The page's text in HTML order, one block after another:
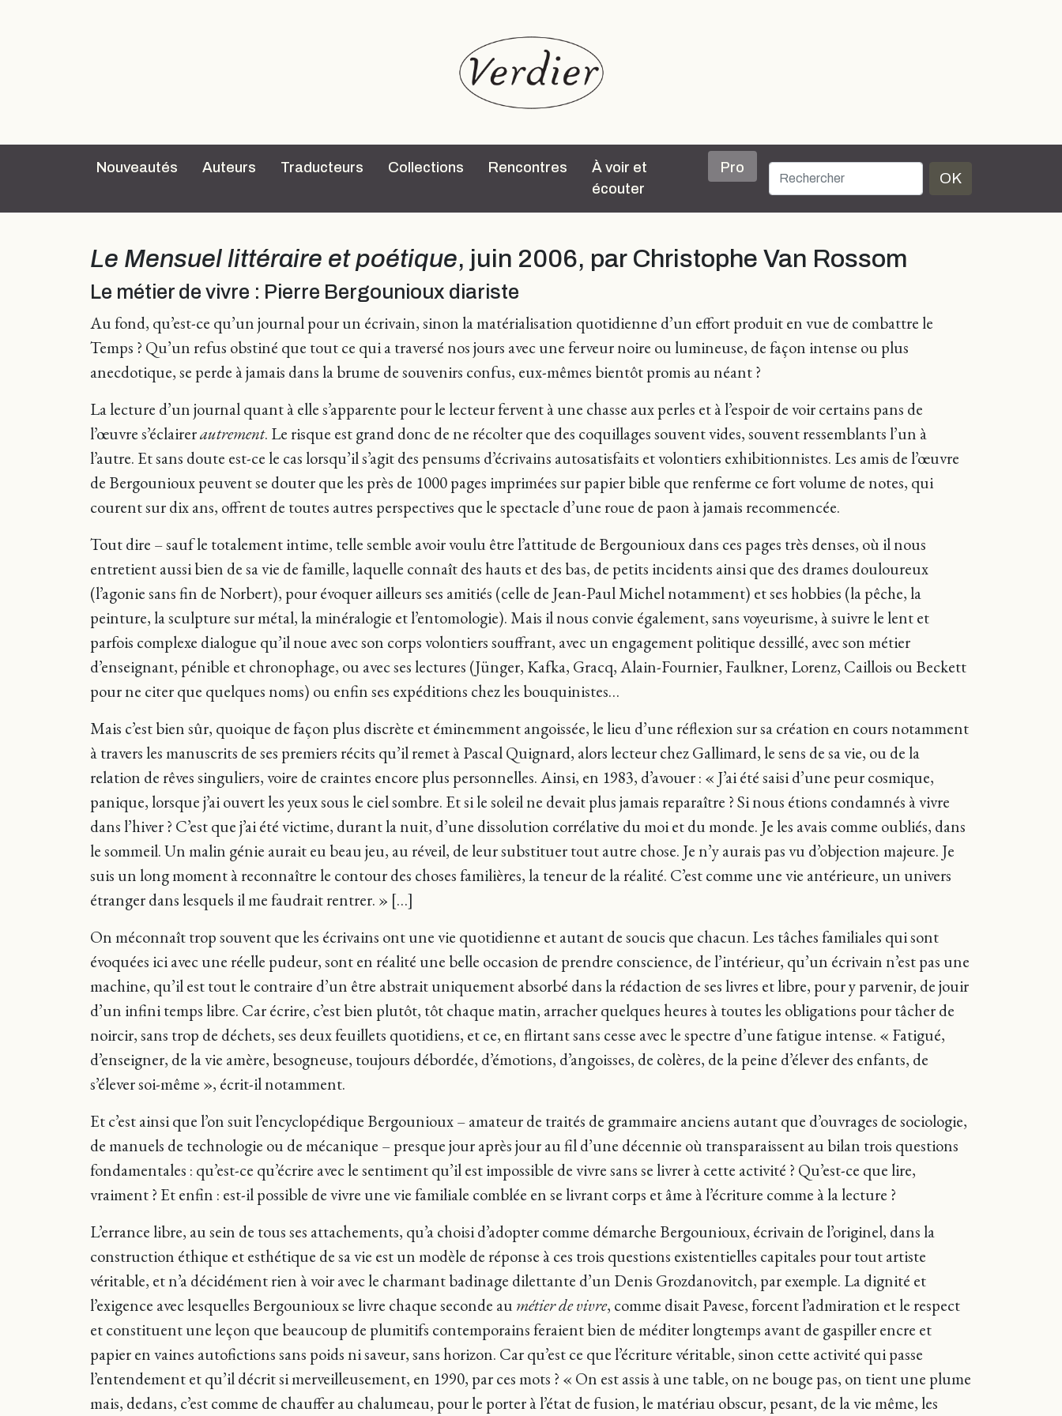
Nouveautés Auteurs Traducteurs Collections Rencontres
À voir et
écouter
Pro
OK
Le Mensuel littéraire et poétique, juin 2006, par Christophe Van Rossom
Le métier de vivre : Pierre Bergounioux diariste
Au fond, qu’est-ce qu’un journal pour un écrivain, sinon la matérialisation quotidienne d’un effort produit en vue de combattre le
Temps ? Qu’un refus obstiné que tout ce qui a traversé nos jours avec une ferveur noire ou lumineuse, de façon intense ou plus
anecdotique, se perde à jamais dans la brume de souvenirs confus, eux-mêmes bientôt promis au néant ?
La lecture d’un journal quant à elle s’apparente pour le lecteur fervent à une chasse aux perles et à l’espoir de voir certains pans de
l’œuvre s’éclairerautrement. Le risque est grand donc de ne récolter que des coquillages souvent vides, souvent ressemblants l’un à
l’autre. Et sans doute est-ce le cas lorsqu’il s’agit des pensums d’écrivains autosatisfaits et volontiers exhibitionnistes. Les amis de l’œuvre
de Bergounioux peuvent se douter que les près de 1000 pages imprimées sur papier bible que renferme ce fort volume de notes, qui
courent sur dix ans, offrent de toutes autres perspectives que le spectacle d’une roue de paon à jamais recommencée.
Tout dire – sauf le totalement intime, telle semble avoir voulu être l’attitude de Bergounioux dans ces pages très denses, où il nous
entretient aussi bien de sa vie de famille, laquelle connaît des hauts et des bas, de petits incidents ainsi que des drames douloureux
(l’agonie sans fin de Norbert), pour évoquer ailleurs ses amitiés (celle de Jean-Paul Michel notamment) et ses hobbies (la pêche, la
peinture, la sculpture sur métal, la minéralogie et l’entomologie). Mais il nous convie également, sans voyeurisme, à suivre le lent et
parfois complexe dialogue qu’il noue avec son corps volontiers souffrant, avec un engagement politique dessillé, avec son métier
d’enseignant, pénible et chronophage, ou avec ses lectures (Jünger, Kafka, Gracq, Alain-Fournier, Faulkner, Lorenz, Caillois ou Beckett
pour ne citer que quelques noms) ou enfin ses expéditions chez les bouquinistes…
Mais c’est bien sûr, quoique de façon plus discrète et éminemment angoissée, le lieu d’une réflexion sur sa création en cours notamment
à travers les manuscrits de ses premiers récits qu’il remet à Pascal Quignard, alors lecteur chez Gallimard, le sens de sa vie, ou de la
relation de rêves singuliers, voire de craintes encore plus personnelles. Ainsi, en 1983, d’avouer : « J’ai été saisi d’une peur cosmique,
panique, lorsque j’ai ouvert les yeux sous le ciel sombre. Et si le soleil ne devait plus jamais reparaître ? Si nous étions condamnés à vivre
dans l’hiver ? C’est que j’ai été victime, durant la nuit, d’une dissolution corrélative du moi et du monde. Je les avais comme oubliés, dans
le sommeil. Un malin génie aurait eu beau jeu, au réveil, de leur substituer tout autre chose. Je n’y aurais pas vu d’objection majeure. Je
suis un long moment à reconnaître le contour des choses familières, la teneur de la réalité. C’est comme une vie antérieure, un univers
étranger dans lesquels il me faudrait rentrer. » […]
On méconnaît trop souvent que les écrivains ont une vie quotidienne et autant de soucis que chacun. Les tâches familiales qui sont
évoquées ici avec une réelle pudeur, sont en réalité une belle occasion de prendre conscience, de l’intérieur, qu’un écrivain n’est pas une
machine, qu’il est tout le contraire d’un être abstrait uniquement absorbé dans la rédaction de ses livres et libre, pour y parvenir, de jouir
d’un infini temps libre. Car écrire, c’est bien plutôt, tôt chaque matin, arracher quelques heures à toutes les obligations pour tâcher de
noircir, sans trop de déchets, ses deux feuillets quotidiens, et ce, en flirtant sans cesse avec le spectre d’une fatigue intense. « Fatigué,
d’enseigner, de la vie amère, besogneuse, toujours débordée, d’émotions, d’angoisses, de colères, de la peine d’élever des enfants, de
s’élever soi-même », écrit-il notamment.
Et c’est ainsi que l’on suit l’encyclopédique Bergounioux – amateur de traités de grammaire anciens autant que d’ouvrages de sociologie,
de manuels de technologie ou de mécanique – presque jour après jour au fil d’une décennie où transparaissent au bilan trois questions
fondamentales : qu’est-ce qu’écrire avec le sentiment qu’il est impossible de vivre sans se livrer à cette activité ? Qu’est-ce que lire,
vraiment ? Et enfin : est-il possible de vivre une vie familiale comblée en se livrant corps et âme à l’écriture comme à la lecture ?
L’errance libre, au sein de tous ses attachements, qu’a choisi d’adopter comme démarche Bergounioux, écrivain de l’originel, dans la
construction éthique et esthétique de sa vie est un modèle de réponse à ces trois questions existentielles capitales pour tout artiste
véritable, et n’a décidément rien à voir avec le charmant badinage dilettante d’un Denis Grozdanovitch, par exemple. La dignité et
l’exigence avec lesquelles Bergounioux se livre chaque seconde aumétier de vivre, comme disait Pavese, forcent l’admiration et le respect
et constituent une leçon que beaucoup de plumitifs contemporains feraient bien de méditer longtemps avant de gaspiller encre et
papier en vaines autofictions sans poids ni saveur, sans horizon. Car qu’est ce que l’écriture véritable, sinon cette activité qui passe
l’entendement et qu’il décrit si merveilleusement, en 1990, par ces mots ? « On est assis à une table, on ne bouge pas, on tient une plume
mais, dedans, c’est comme de chauffer au chalumeau, pour le porter à l’état de fusion, le matériau obscur, pesant, de la vie même, les